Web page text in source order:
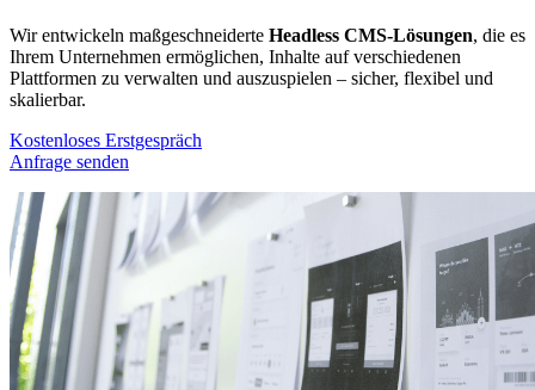
Wir entwickeln maßgeschneiderte Headless CMS-Lösungen, die es
Ihrem Unternehmen ermöglichen, Inhalte auf verschiedenen
Plattformen zu verwalten und auszuspielen – sicher, flexibel und
skalierbar.
Kostenloses Erstgespräch
Anfrage senden